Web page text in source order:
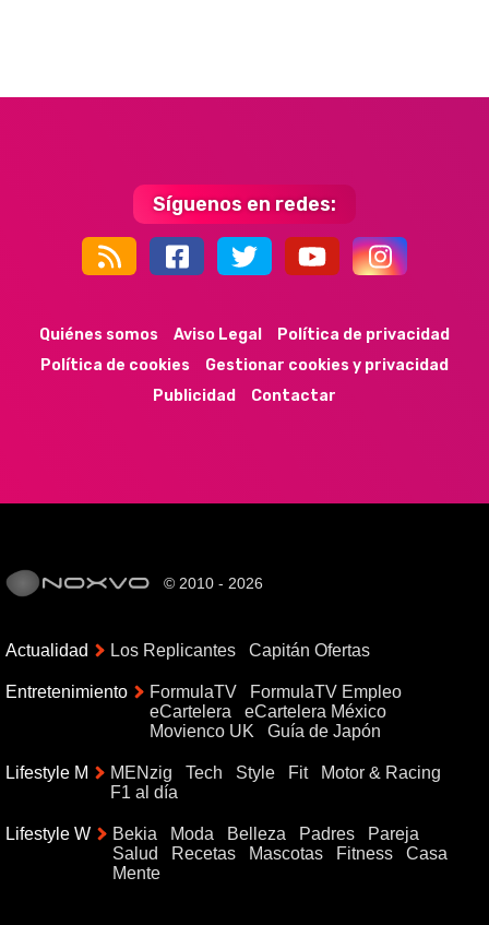
Síguenos en redes:
44k 9k 35k 352
Quiénes somos Aviso Legal
Política de privacidad
Política de cookies
Gestionar cookies y privacidad
Publicidad
Contactar
© 2010 - 2026
Actualidad Los Replicantes Capitán Ofertas
Entretenimiento FormulaTV
FormulaTV Empleo
eCartelera
eCartelera México
Movienco UK
Guía de Japón
Lifestyle M MENzig Tech Style Fit
Motor & Racing
F1 al día
Lifestyle W Bekia Moda Belleza Padres
Pareja
Salud
Recetas Mascotas Fitness
Casa
Mente